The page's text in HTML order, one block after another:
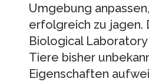
Umgebung
erfolgreich zu jagen.
Biological
Tiere bisher
Eigenschaften